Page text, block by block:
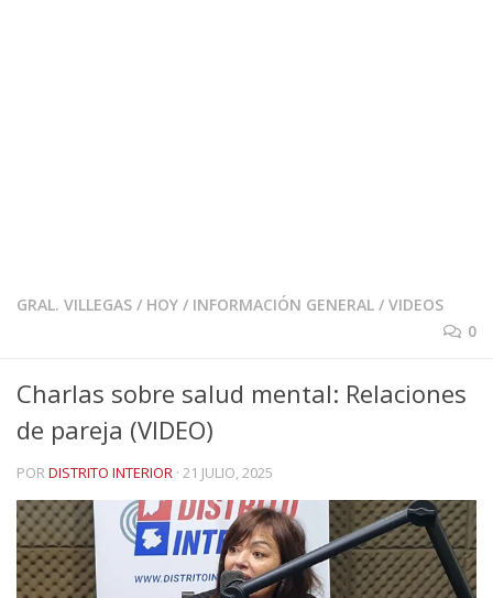
GRAL. VILLEGAS / HOY / INFORMACIÓN GENERAL / VIDEOS
0
Charlas sobre salud mental: Relaciones
de pareja (VIDEO)
PORDISTRITO INTERIOR · 21 JULIO, 2025